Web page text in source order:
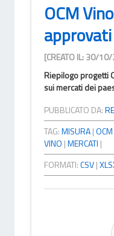
OCM
approvati
[CREATO IL: 30/
Riepilogo progetti
sui mercati dei
PUBBLICATO DA:
TAG:MISURA|OCM
VINO |MERCATI |
FORMATI:CSV|